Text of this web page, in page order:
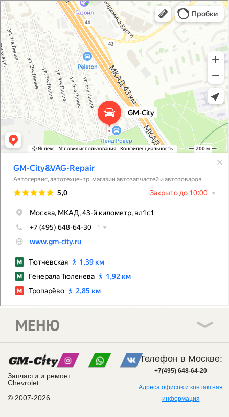
GM-City&VAG-Repair
Автосервис, автотехцентр в Москве
Магазин автозапчастей и автотоваров в Москве
Запчасти и ремонт
Chevrolet
© 2007-2026
МЕНЮ
Телефон в Москве:
+7(495) 648-64-20
Адреса офисов и контактная
информация